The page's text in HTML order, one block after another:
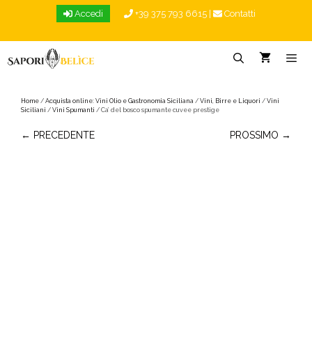
Accedi +39 375 793 6615 Contatti
Home / Acquista online: Vini Olio e Gastronomia Siciliana / Vini, Birre e Liquori / Vini
Siciliani / Vini Spumanti / Ca’ del bosco spumante cuvee prestige
← PRECEDENTE PROSSIMO →